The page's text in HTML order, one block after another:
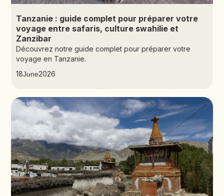
Tanzanie : guide complet pour préparer votre
voyage entre safaris, culture swahilie et
Zanzibar
Découvrez notre guide complet pour préparer votre
voyage en Tanzanie.
18June2026